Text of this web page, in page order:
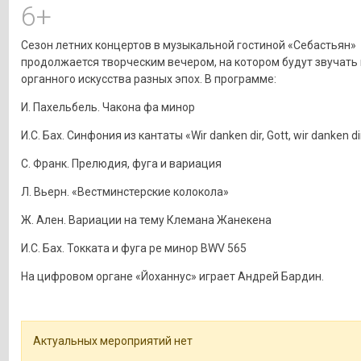
6+
Сезон летних концертов в музыкальной гостиной «Себастьян»
продолжается творческим вечером, на котором будут
органного искусства разных эпох. В программе:
И. Пахельбель. Чакона фа минор
И.С. Бах. Синфония из кантаты «Wir danken dir, Gott, wir danken
С. Франк. Прелюдия, фуга и вариация
Л. Вьерн. «Вестминстерские колокола»
Ж. Ален. Вариации на тему Клемана Жанекена
И.С. Бах. Токката и фуга ре минор BWV 565
На цифровом органе «Йоханнус» играет Андрей Бардин.
Актуальных мероприятий нет